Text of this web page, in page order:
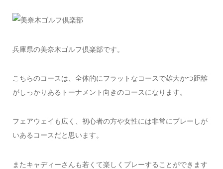
兵庫県の美奈木ゴルフ倶楽部です。
こちらのコースは、全体的にフラットなコースで雄大かつ距離
がしっかりあるトーナメント向きのコースになります。
フェアウェイも広く、初心者の方や女性には非常にプレーしが
いあるコースだと思います。
またキャディーさんも若くて楽しくプレーすることができます